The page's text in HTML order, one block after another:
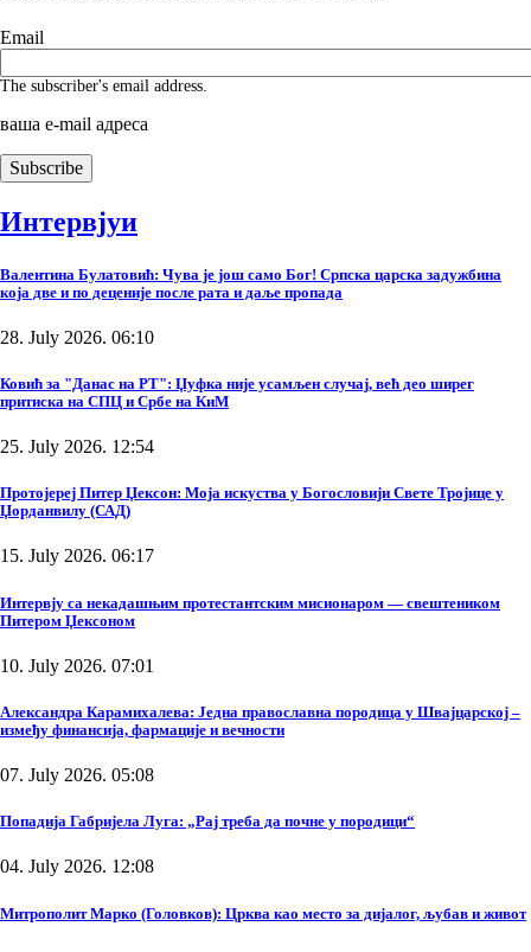
Email
The subscriber's email address.
ваша е-mail адреса
Интервјуи
Валентина Булатовић: Чува је још само Бог! Српска царска задужбина
која две и по деценије после рата и даље пропада
28. July 2026. 06:10
Ковић за "Данас на РТ": Џуфка није усамљен случај, већ део ширег
притиска на СПЦ и Србе на КиМ
25. July 2026. 12:54
Протојереј Питер Џексон: Моја искуства у Богословији Свете Тројице у
Џорданвилу (САД)
15. July 2026. 06:17
Интервју са некадашњим протестантским мисионаром — свештеником
Питером Џексоном
10. July 2026. 07:01
Александра Карамихалева: Једна православна породица у Швајцарској –
између финансија, фармације и вечности
07. July 2026. 05:08
Попадија Габријела Луга: „Рај треба да почне у породици“
04. July 2026. 12:08
Митрополит Марко (Головков): Црква као место за дијалог, љубав и живот